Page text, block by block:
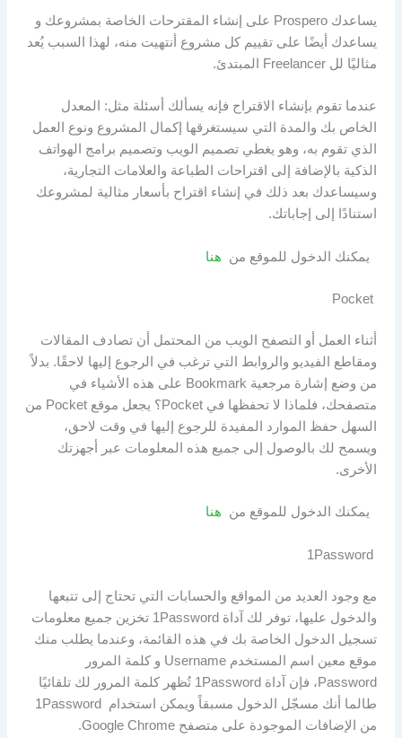
يساعدك Prospero على إنشاء المقترحات الخاصة بمشروعك و
يساعدك أيضًا على تقييم كل مشروع أنتهيت منه، لهذا السبب يُعد
مثاليًا لل Freelancer المبتدئ.
عندما تقوم بإنشاء الاقتراح فإنه يسألك أسئلة مثل: المعدل
الخاص بك والمدة التي سيستغرقها إكمال المشروع ونوع العمل
الذي تقوم به، وهو يغطي تصميم الويب وتصميم برامج الهواتف
الذكية بالإضافة إلى اقتراحات الطباعة والعلامات التجارية،
وسيساعدك بعد ذلك في إنشاء اقتراح بأسعار مثالية لمشروعك
استنادًا إلى إجاباتك.
يمكنك الدخول للموقع من هنا
أثناء العمل أو التصفح الويب من المحتمل أن تصادف المقالات
ومقاطع الفيديو والروابط التي ترغب في الرجوع إليها لاحقًا. بدلاً
من وضع إشارة مرجعية Bookmark على هذه الأشياء في
متصفحك، فلماذا لا تحفظها في Pocket؟ يجعل موقع Pocket من
السهل حفظ الموارد المفيدة للرجوع إليها في وقت لاحق،
ويسمح لك بالوصول إلى جميع هذه المعلومات عبر أجهزتك
الأخرى.
يمكنك الدخول للموقع من هنا
مع وجود العديد من المواقع والحسابات التي تحتاج إلى تتبعها
والدخول عليها، توفر لك آداة 1Password تخزين جميع معلومات
تسجيل الدخول الخاصة بك في هذه القائمة، وعندما يطلب منك
موقع معين اسم المستخدم Username و كلمة المرور
Password، فإن آداة 1Password تُظهر كلمة المرور لك تلقائيًا
طالما أنك مسجّل الدخول مسبقاً ويمكن استخدام 1Password
من الإضافات الموجودة على متصفح Google Chrome.